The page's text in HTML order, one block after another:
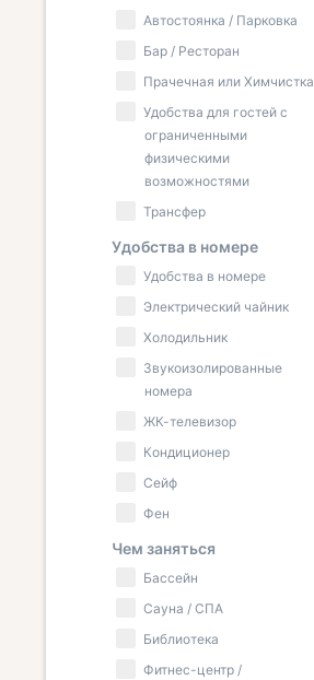
Автостоянка / Парковка
Бар / Ресторан
Прачечная или Химчистка
Удобства для гостей с
ограниченными
физическими
возможностями
Трансфер
Удобства в номере
Удобства в номере
Электрический чайник
Холодильник
Звукоизолированные
номера
ЖК-телевизор
Кондиционер
Сейф
Фен
Чем заняться
Бассейн
Сауна / СПА
Библиотека
Фитнес-центр /